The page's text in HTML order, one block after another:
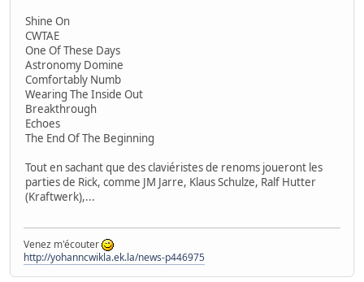
Shine On
CWTAE
One Of These Days
Astronomy Domine
Comfortably Numb
Wearing The Inside Out
Breakthrough
Echoes
The End Of The Beginning
Tout en sachant que des claviéristes de renoms joueront les
parties de Rick, comme JM Jarre, Klaus Schulze, Ralf Hutter
(Kraftwerk),...
Venez m'écouter
http://yohanncwikla.ek.la/news-p446975